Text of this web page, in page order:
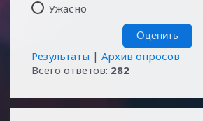
Ужасно
Результаты | Архив опросов
Всего ответов: 282